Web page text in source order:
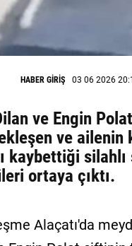
HABER GİRİŞ 03 06 2026
ve Engin
ve ailenin
kaybettiği silahlı
ortaya çıktı.
Alaçatı'da